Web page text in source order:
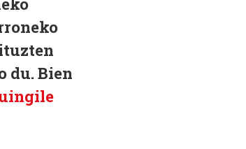
du. Bien